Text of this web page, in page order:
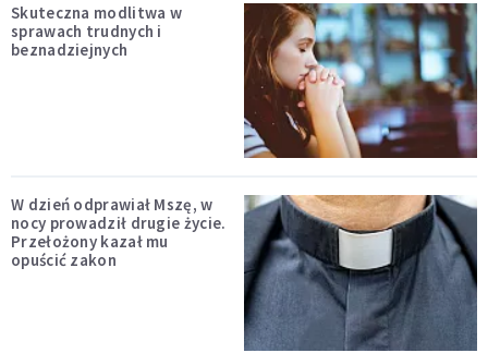
Skuteczna modlitwa w
sprawach trudnych i
beznadziejnych
W dzień odprawiał Mszę, w
nocy prowadził drugie życie.
Przełożony kazał mu
opuścić zakon